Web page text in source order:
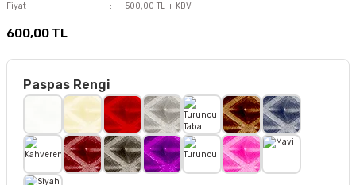
Fiyat
500,00 TL + KDV
600,00 TL
Paspas Rengi